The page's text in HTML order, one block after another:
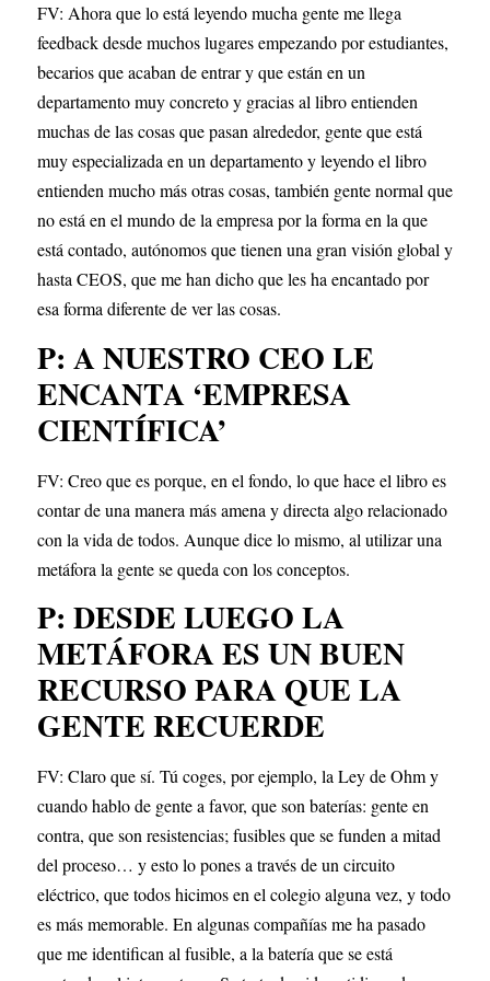
FV: Ahora que lo está leyendo mucha gente me llega
feedback desde muchos lugares empezando por estudiantes,
becarios que acaban de entrar y que están en un
departamento muy concreto y gracias al libro entienden
muchas de las cosas que pasan alrededor, gente que está
muy especializada en un departamento y leyendo el libro
entienden mucho más otras cosas, también gente normal que
no está en el mundo de la empresa por la forma en la que
está contado, autónomos que tienen una gran visión global y
hasta CEOS, que me han dicho que les ha encantado por
esa forma diferente de ver las cosas.
P: A NUESTRO CEO LE
ENCANTA ‘EMPRESA
CIENTÍFICA’
FV: Creo que es porque, en el fondo, lo que hace el libro es
contar de una manera más amena y directa algo relacionado
con la vida de todos. Aunque dice lo mismo, al utilizar una
metáfora la gente se queda con los conceptos.
P: DESDE LUEGO LA
METÁFORA ES UN BUEN
RECURSO PARA QUE LA
GENTE RECUERDE
FV: Claro que sí. Tú coges, por ejemplo, la Ley de Ohm y
cuando hablo de gente a favor, que son baterías: gente en
contra, que son resistencias; fusibles que se funden a mitad
del proceso… y esto lo pones a través de un circuito
eléctrico, que todos hicimos en el colegio alguna vez, y todo
es más memorable. En algunas compañías me ha pasado
que me identifican al fusible, a la batería que se está